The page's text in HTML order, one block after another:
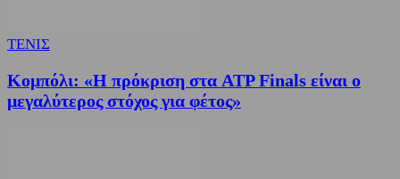
ΤΕΝΙΣ
Κομπόλι: «Η πρόκριση στα ATP Finals είναι ο
μεγαλύτερος στόχος για φέτος»